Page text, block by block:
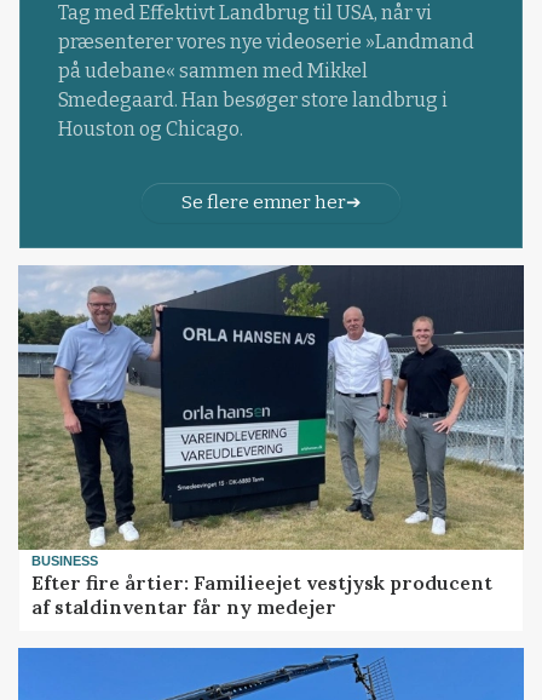
Tag med Effektivt Landbrug til USA, når vi
præsenterer vores nye videoserie »Landmand
på udebane« sammen med Mikkel
Smedegaard. Han besøger store landbrug i
Houston og Chicago.
Se flere emner her
BUSINESS
Efter fire årtier: Familieejet vestjysk producent
af staldinventar får ny medejer